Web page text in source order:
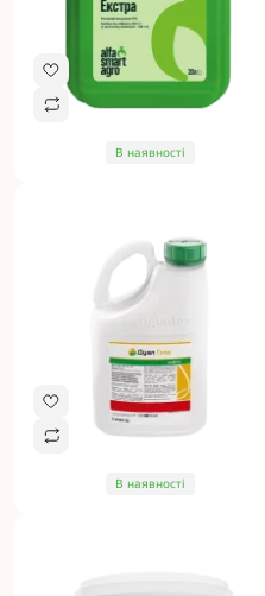
В наявності
В наявності